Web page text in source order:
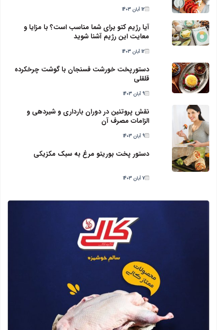
12 آبان 1403
آیا رژیم کتو برای شما مناسب است؟ با مزایا و
معایت این رژیم آشنا شوید
12 آبان 1403
دستورپخت خورشت فسنجان با گوشت چرخکرده
قلقلی
9 آبان 1403
نقش پروتئین در دوران بارداری و شیردهی و
الزامات مصرف آن
9 آبان 1403
دستور پخت بوریتو مرغ به سبک مکزیکی
7 آبان 1403